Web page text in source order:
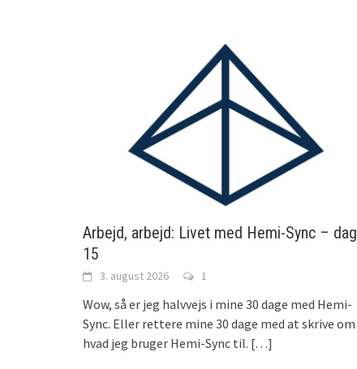
Arbejd, arbejd: Livet med Hemi-Sync – dag
15
3. august 2026 1
Wow, så er jeg halvvejs i mine 30 dage med Hemi-
Sync. Eller rettere mine 30 dage med at skrive om
hvad jeg bruger Hemi-Sync til. […]